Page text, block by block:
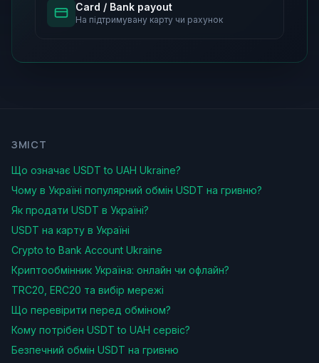
Card / Bank payout
На підтримувану карту чи рахунок
ЗМІСТ
Що означає USDT to UAH Ukraine?
Чому в Україні популярний обмін USDT на гривню?
Як продати USDT в Україні?
USDT на карту в Україні
Crypto to Bank Account Ukraine
Криптообмінник Україна: онлайн чи офлайн?
TRC20, ERC20 та вибір мережі
Що перевірити перед обміном?
Кому потрібен USDT to UAH сервіс?
Безпечний обмін USDT на гривню